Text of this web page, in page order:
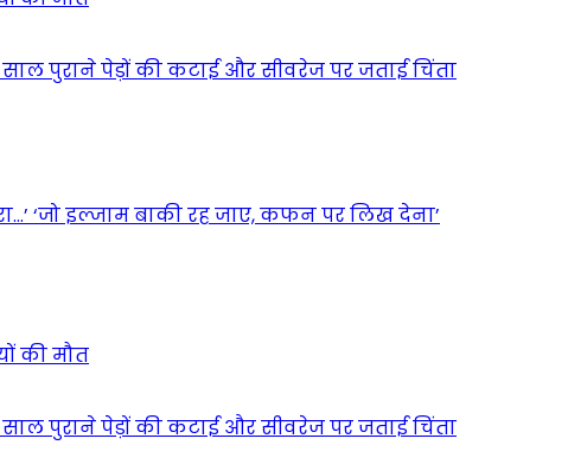
साल पुराने पेड़ों की कटाई और सीवरेज पर जताई चिंता
‘जो इल्जाम बाकी रह जाए, कफन पर लिख देना’
की मौत
साल पुराने पेड़ों की कटाई और सीवरेज पर जताई चिंता